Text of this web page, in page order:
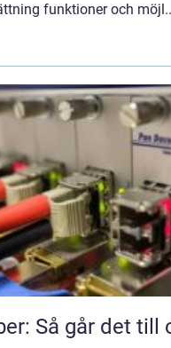
funktioner och
Så går det till